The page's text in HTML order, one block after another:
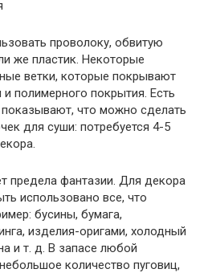
проволоку, обвитую
же пластик. Некоторые
ветки, которые покрывают
полимерного покрытия. Есть
что можно сделать
для суши: потребуется 4-5
предела фантазии. Для декора
использовано все, что
бусины, бумага,
изделия-оригами, холодный
и т. д. В запасе любой
количество пуговиц,